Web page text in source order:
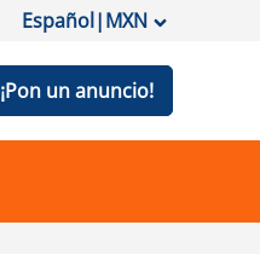
Español|MXN
¡Pon un anuncio!